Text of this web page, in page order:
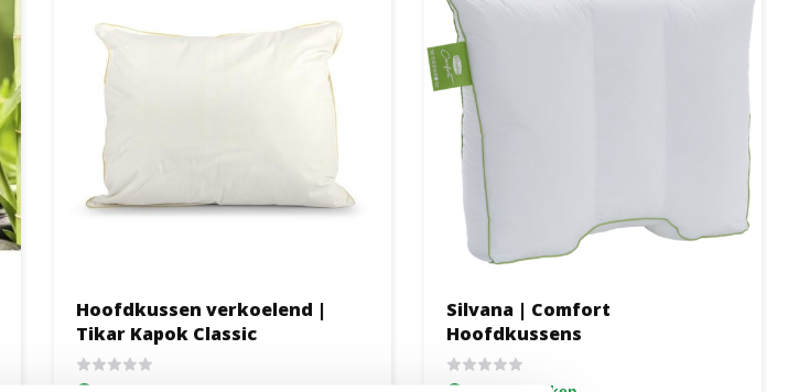
Hoofdkussen verkoelend |
Tikar Kapok Classic
Silvana | Comfort
Hoofdkussens